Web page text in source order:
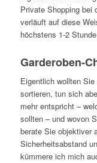
Private Shopping bei
verläuft auf diese
höchstens 1-2
Garderoben-
Eigentlich wollten
sortieren, tun sich
mehr entspricht –
sollten – und wovon
berate Sie objektiver
Sicherheitsabstand
kümmere ich mich